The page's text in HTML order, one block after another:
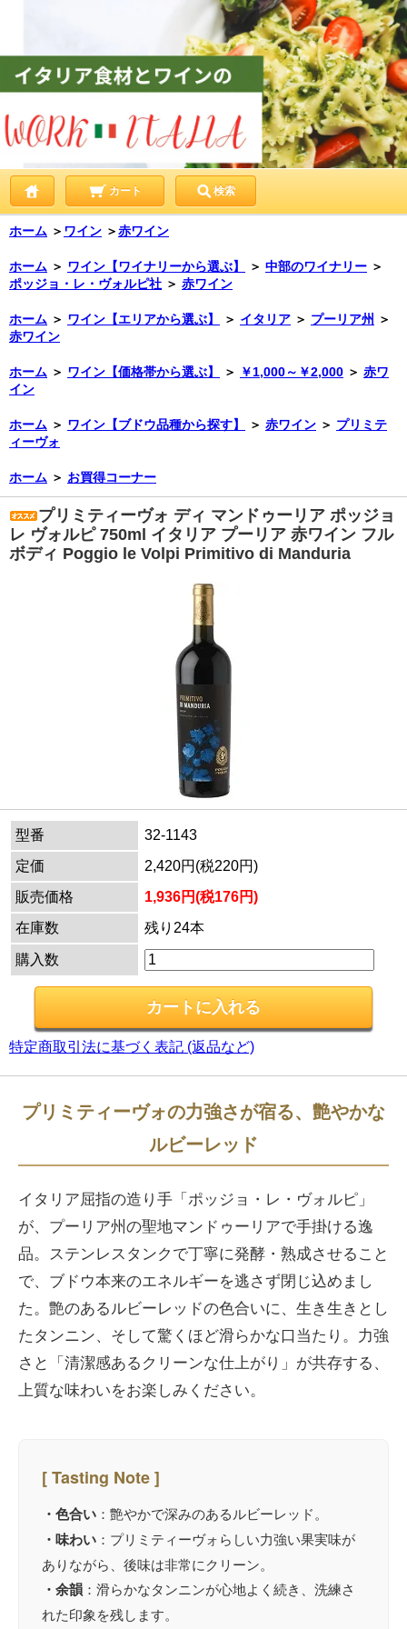
カート 検索
ホーム ＞ ワイン ＞赤ワイン
ホーム ＞ ワイン【ワイナリーから選ぶ】 ＞ 中部のワイナリー ＞
ポッジョ・レ・ヴォルピ社 ＞ 赤ワイン
ホーム ＞ ワイン【エリアから選ぶ】 ＞ イタリア ＞ プーリア州 ＞
赤ワイン
ホーム ＞ ワイン【価格帯から選ぶ】 ＞ ￥1,000～￥2,000 ＞ 赤ワ
イン
ホーム ＞ ワイン【ブドウ品種から探す】 ＞ 赤ワイン ＞ プリミテ
ィーヴォ
ホーム ＞ お買得コーナー
プリミティーヴォ ディ マンドゥーリア ポッジョ
レ ヴォルピ 750ml イタリア プーリア 赤ワイン フル
ボディ Poggio le Volpi Primitivo di Manduria
型番
32-1143
定価
2,420円(税220円)
販売価格
1,936円(税176円)
在庫数
残り24本
購入数
特定商取引法に基づく表記 (返品など)
プリミティーヴォの力強さが宿る、艶やかな
ルビーレッド
イタリア屈指の造り手「ポッジョ・レ・ヴォルピ」
が、プーリア州の聖地マンドゥーリアで手掛ける逸
品。ステンレスタンクで丁寧に発酵・熟成させること
で、ブドウ本来のエネルギーを逃さず閉じ込めまし
た。艶のあるルビーレッドの色合いに、生き生きとし
たタンニン、そして驚くほど滑らかな口当たり。力強
さと「清潔感あるクリーンな仕上がり」が共存する、
上質な味わいをお楽しみください。
[ Tasting Note ]
・色合い ：艶やかで深みのあるルビーレッド。
・味わい ：プリミティーヴォらしい力強い果実味が
ありながら、後味は非常にクリーン。
・余韻 ：滑らかなタンニンが心地よく続き、洗練さ
れた印象を残します。